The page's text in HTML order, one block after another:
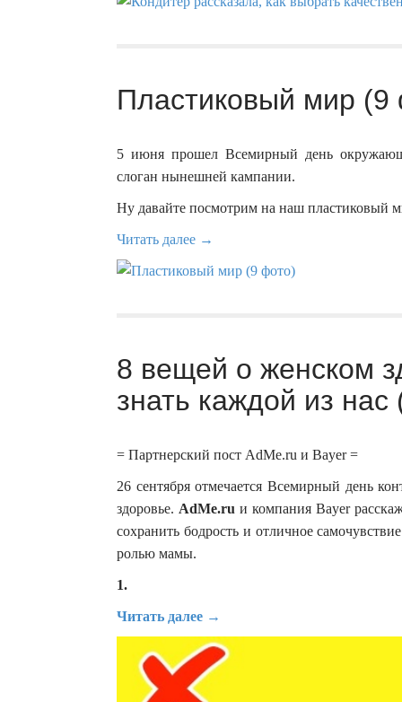
Пластиковый мир (9
5 июня прошел Всемирный день
слоган нынешней кампании.
Ну давайте посмотрим на наш пластиковый
Читать далее →
8 вещей о женском
знать каждой из
= Партнерский пост AdMe.ru и Bayer =
26 сентября отмечается Всемирный день
здоровье. AdMe.ru и компания Bayer
сохранить бодрость и отличное
ролью мамы.
1.
Читать далее →